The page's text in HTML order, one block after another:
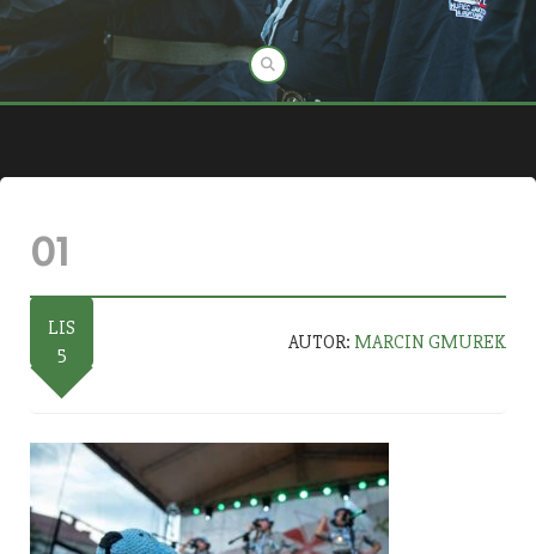
01
LIS
5
AUTOR: MARCIN GMUREK